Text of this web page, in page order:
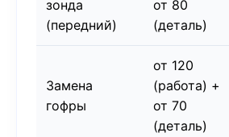
зонда
(передний)
от 80
(деталь)
Замена
гофры
от 120
(работа) +
от 70
(деталь)